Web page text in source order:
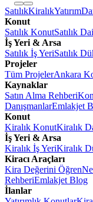
SatılıkKiralıkYatırım
Konut
Satılık KonutSatılık
İş Yeri & Arsa
Satılık İş YeriSatılık
Projeler
Tüm ProjelerAnkara
Kaynaklar
Satın Alma Rehberi
DanışmanlarEmlakjet
Konut
Kiralık KonutKiralık
İş Yeri & Arsa
Kiralık İş YeriKiralık
Kiracı Araçları
Kira Değerini Öğren
RehberiEmlakjet Blog
İlanlar